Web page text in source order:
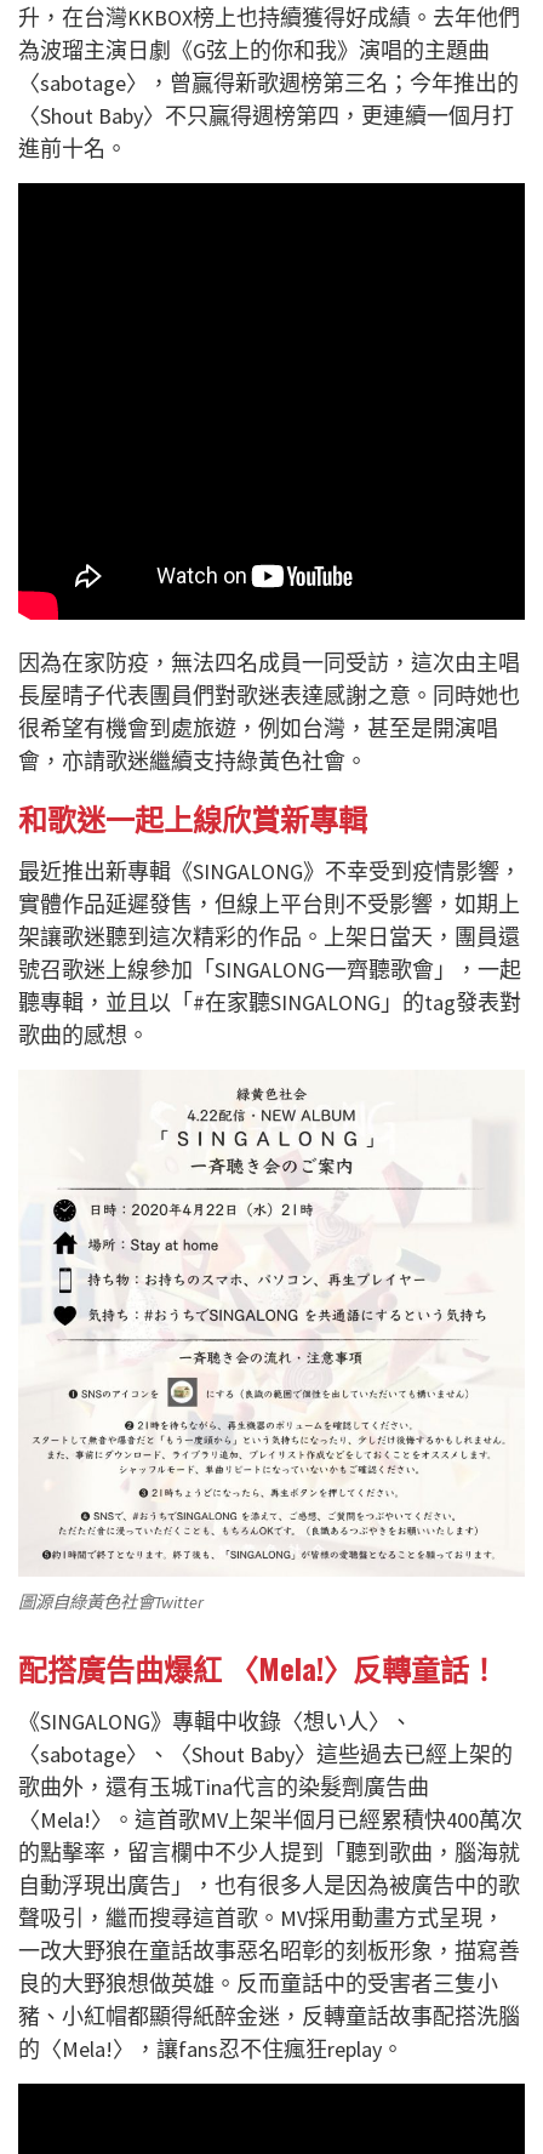
升，在台灣KKBOX榜上也持續獲得好成績。去年他們
為波瑠主演日劇《G弦上的你和我》演唱的主題曲
〈sabotage〉，曾贏得新歌週榜第三名；今年推出的
〈Shout Baby〉不只贏得週榜第四，更連續一個月打
進前十名。
因為在家防疫，無法四名成員一同受訪，這次由主唱
長屋晴子代表團員們對歌迷表達感謝之意。同時她也
很希望有機會到處旅遊，例如台灣，甚至是開演唱
會，亦請歌迷繼續支持綠黃色社會。
和歌迷一起上線欣賞新專輯
最近推出新專輯《SINGALONG》不幸受到疫情影響，
實體作品延遲發售，但線上平台則不受影響，如期上
架讓歌迷聽到這次精彩的作品。上架日當天，團員還
號召歌迷上線參加「SINGALONG一齊聽歌會」，一起
聽專輯，並且以「#在家聽SINGALONG」的tag發表對
歌曲的感想。
圖源自綠黃色社會Twitter
配搭廣告曲爆紅 〈Mela!〉反轉童話！
《SINGALONG》專輯中收錄〈想い人〉、
〈sabotage〉、〈Shout Baby〉這些過去已經上架的
歌曲外，還有玉城Tina代言的染髮劑廣告曲
〈Mela!〉。這首歌MV上架半個月已經累積快400萬次
的點擊率，留言欄中不少人提到「聽到歌曲，腦海就
自動浮現出廣告」，也有很多人是因為被廣告中的歌
聲吸引，繼而搜尋這首歌。MV採用動畫方式呈現，
一改大野狼在童話故事惡名昭彰的刻板形象，描寫善
良的大野狼想做英雄。反而童話中的受害者三隻小
豬、小紅帽都顯得紙醉金迷，反轉童話故事配搭洗腦
的〈Mela!〉，讓fans忍不住瘋狂replay。